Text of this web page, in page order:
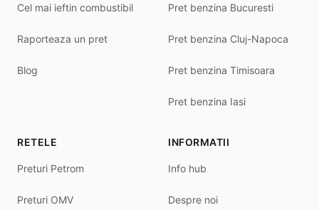
Cel mai ieftin combustibil
Raporteaza un pret
Blog
Pret benzina Bucuresti
Pret benzina Cluj-Napoca
Pret benzina Timisoara
Pret benzina Iasi
RETELE
Preturi Petrom
Preturi OMV
INFORMATII
Info hub
Despre noi